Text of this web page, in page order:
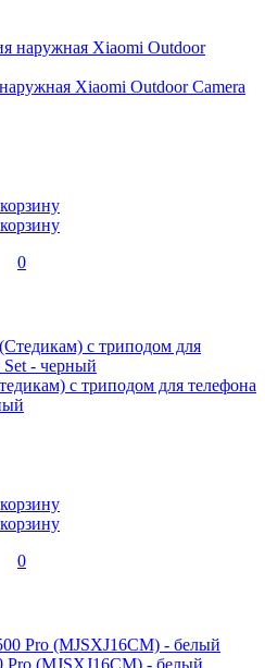
Xiaomi Outdoor Camera
0
c триподом для телефона
0
Pro (MJSXJ16CM) - белый